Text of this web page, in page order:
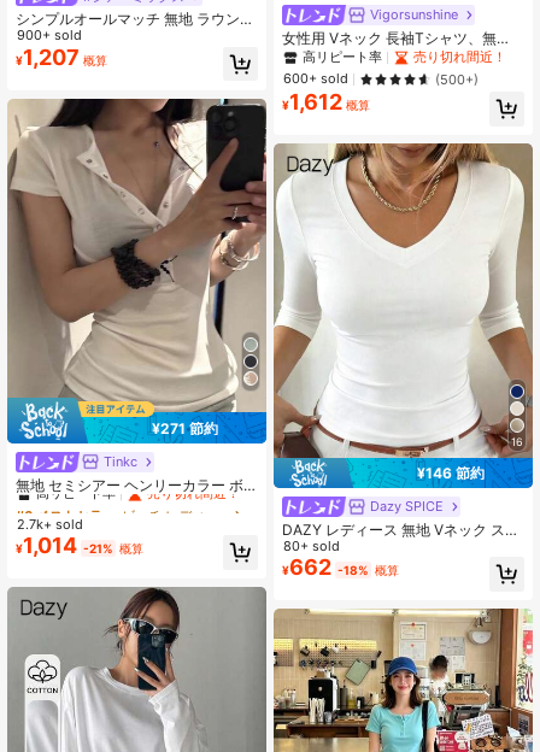
シンプルオールマッチ 無地 ラウンド
ネック スリミングウエスト 七分袖ト
ップス、多用途カジュアル春
900+ sold
¥1,207 概算
¥271 節約
Tinkc
無地 セミシアー ヘンリーカラー ボ
タンデザイン Tシャツ レディース 夏
ウエストシェイプ エレガント スクエ
アショルダー 半袖ブラウス ホワイト
#6 ベストセラー
高リピート率
売り切れ間近！
#6 ベストセラー
ビーチ レディーストップス
高リピート率
#6 ベストセラー
ビーチ レディーストップス
高リピート率
#6 ベストセラー
売り切れ間近！
2.7k+ sold
¥1,014 -21% 概算
Vigorsunshine
女性用 Vネック 長袖Tシャツ、無
地、肩がきれいに見える、スリムフ
ィット、カジュアルな春用ベースレ
イヤートップ
高リピート率
売り切れ間近！
600+ sold
(500+)
¥1,612 概算
16
¥146 節約
Dazy SPICE
DAZY レディース 無地 Vネック スリ
ムフィット 万能 デイリーカジュアル
Tシャツ 夏用
80+ sold
¥662 -18% 概算